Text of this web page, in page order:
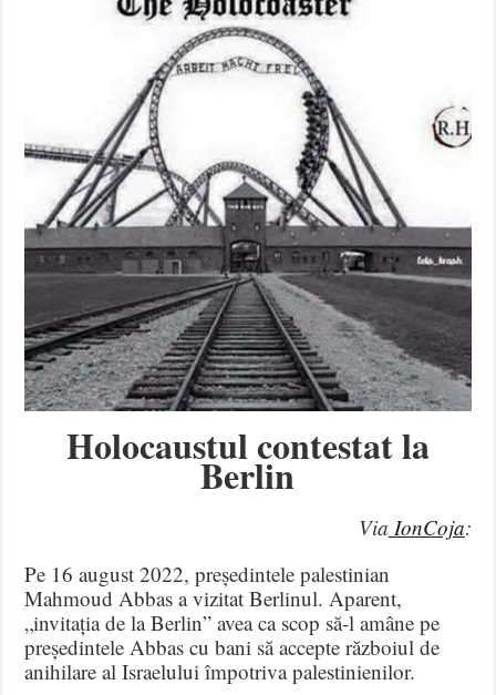
Holocaustul contestat la
Berlin
Via IonCoja:
Pe 16 august 2022, președintele palestinian
Mahmoud Abbas a vizitat Berlinul. Aparent,
„invitația de la Berlin” avea ca scop să-l amâne pe
președintele Abbas cu bani să accepte războiul de
anihilare al Israelului împotriva palestinienilor.